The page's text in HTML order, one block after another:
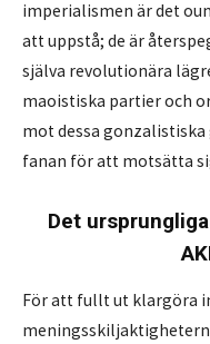
imperialismen är det
att uppstå; de är
själva revolutionära
maoistiska partier och
mot dessa
fanan för att motsätta
Det
För att fullt ut klargöra